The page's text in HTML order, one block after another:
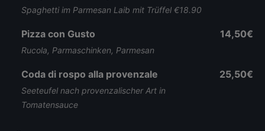
Spaghetti im Parmesan Laib mit Trüffel €18.90
Pizza con Gusto
Rucola, Parmaschinken, Parmesan
14,50€
Coda di rospo alla provenzale
Seeteufel nach provenzalischer Art in
Tomatensauce
25,50€